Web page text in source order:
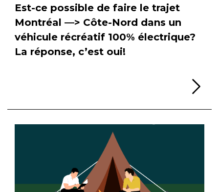
Est-ce possible de faire le trajet
Montréal —> Côte-Nord dans un
véhicule récréatif 100% électrique?
La réponse, c’est oui!